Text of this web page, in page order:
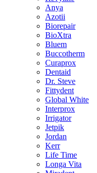
Anya
Azotii
Biorepair
BioXtra
Bluem
Buccotherm
Curaprox
Dentaid
Dr. Steve
Fittydent
Global White
Interprox
Irrigator
Jetpik
Jordan
Kerr
Life Time
Longa Vita